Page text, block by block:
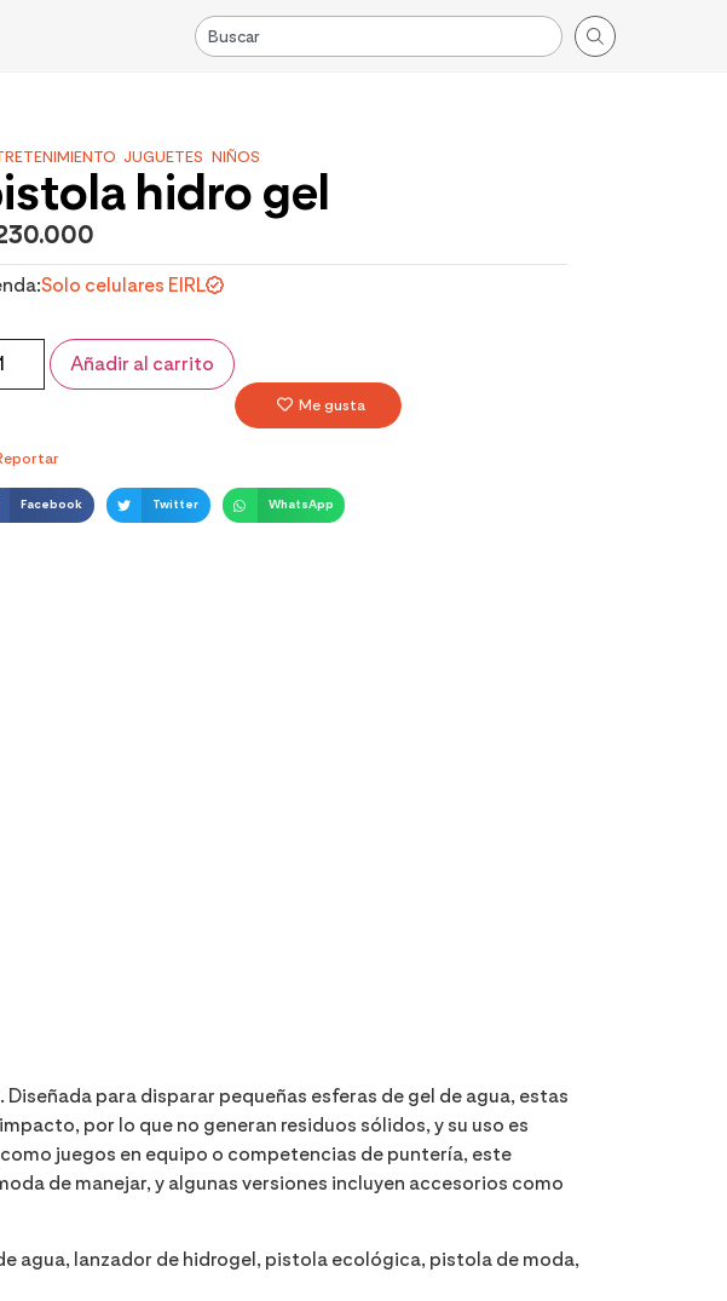
JUGUETES NIÑOS
hidro gel
Solo celulares EIRL
Añadir al carrito
Me gusta
Facebook Twitter WhatsApp
para disparar pequeñas esferas de gel de agua, estas
por lo que no generan residuos sólidos, y su uso es
juegos en equipo o competencias de puntería, este
de manejar, y algunas versiones incluyen accesorios como
agua, lanzador de hidrogel, pistola ecológica, pistola de moda,